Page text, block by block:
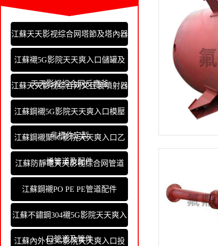
江蘇天天影视综合网塔節及塔內器
江蘇襯5G影院天天爽入口儲罐及
天天影视综合网反應釜
江蘇天天影视综合网文丘裏噴射器
江蘇鋼襯5G影院天天爽入口模壓
非標件定製
江蘇鋼襯聚5G影院天天爽入口乙
烯管道及配件
江蘇防靜電天天影视综合网管道
江蘇鋼襯PO PE PE管道配件
江蘇不鏽鋼304襯5G影院天天爽入
口管道及管件
江蘇內外包5G影院天天爽入口投